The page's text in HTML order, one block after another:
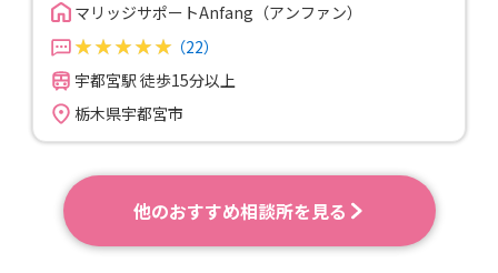
マリッジサポートAnfang（アンファン）
（22）
宇都宮駅 徒歩15分以上
栃木県宇都宮市
他のおすすめ相談所を見る